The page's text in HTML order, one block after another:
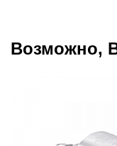
Возможно,